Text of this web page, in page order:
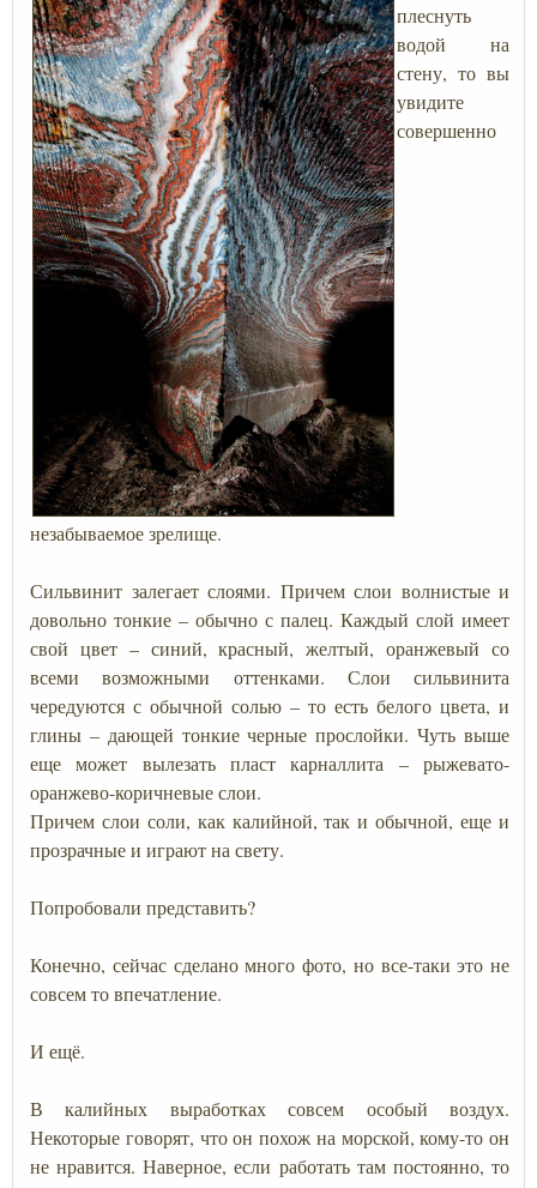
плеснуть
водой на
стену, то вы
увидите
совершенно
незабываемое зрелище.
Сильвинит залегает слоями. Причем слои волнистые и
довольно тонкие – обычно с палец. Каждый слой имеет
свой цвет – синий, красный, желтый, оранжевый со
всеми возможными оттенками. Слои сильвинита
чередуются с обычной солью – то есть белого цвета, и
глины – дающей тонкие черные прослойки. Чуть выше
еще может вылезать пласт карналлита – рыжевато-
оранжево-коричневые слои.
Причем слои соли, как калийной, так и обычной, еще и
прозрачные и играют на свету.
Попробовали представить?
Конечно, сейчас сделано много фото, но все-таки это не
совсем то впечатление.
И ещё.
В калийных выработках совсем особый воздух.
Некоторые говорят, что он похож на морской, кому-то он
не нравится. Наверное, если работать там постоянно, то